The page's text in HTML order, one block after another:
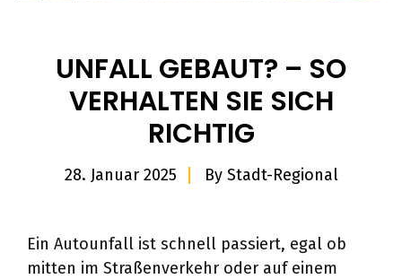
UNFALL GEBAUT? – SO
VERHALTEN SIE SICH
RICHTIG
28. Januar 2025 By Stadt-Regional
Ein Autounfall ist schnell passiert, egal ob
mitten im Straßenverkehr oder auf einem